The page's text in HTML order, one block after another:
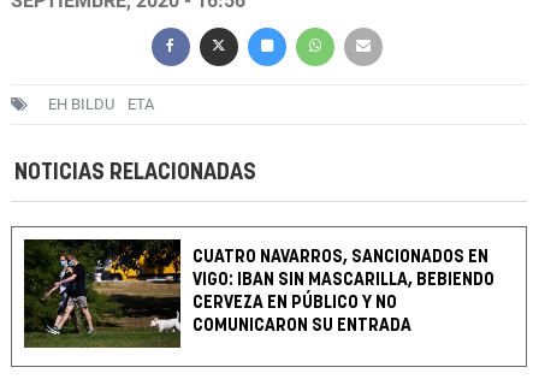
EH BILDU ETA
NOTICIAS RELACIONADAS
CUATRO NAVARROS, SANCIONADOS EN
VIGO: IBAN SIN MASCARILLA, BEBIENDO
CERVEZA EN PÚBLICO Y NO
COMUNICARON SU ENTRADA